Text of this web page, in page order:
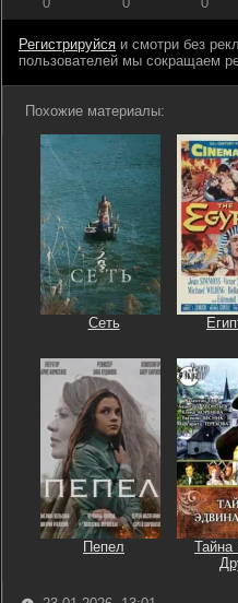
Регистрируйся и смотри без
пользователей мы сокращаем
Похожие материалы:
Сеть
Пепел
Тайна